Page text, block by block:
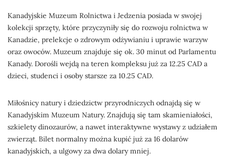
Kanadyjskie Muzeum Rolnictwa i Jedzenia posiada w swojej
kolekcji sprzęty, które przyczyniły się do rozwoju rolnictwa w
Kanadzie, prelekcje o zdrowym odżywianiu i uprawie warzyw
oraz owoców. Muzeum znajduje się ok. 30 minut od Parlamentu
Kanady. Dorośli wejdą na teren kompleksu już za 12.25 CAD a
dzieci, studenci i osoby starsze za 10.25 CAD.
Miłośnicy natury i dziedzictw przyrodniczych odnajdą się w
Kanadyjskim Muzeum Natury. Znajdują się tam skamieniałości,
szkielety dinozaurów, a nawet interaktywne wystawy z udziałem
zwierząt. Bilet normalny można kupić już za 16 dolarów
kanadyjskich, a ulgowy za dwa dolary mniej.